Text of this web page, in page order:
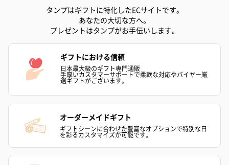
ゼリーバウム カット
（レモン＆紅茶）（432
麦わらパンダバウム
（バナナ味）（540円）
ェ〜国産フル
スキンケアグッズ
スキンケアグッズを同梱してお届けします。
タンプはギフトに特化したECサイトです。
あなたの大切な方へ。
プレゼントはタンプがお手伝いします。
ギフトにおける信頼
日本最大級のギフト専門通販
手厚いカスタマーサポートで柔軟な対応やバイヤー厳
選ギフトがございます。
オーダーメイドギフト
ギフトシーンに合わせた豊富なオプションで特別な日
を彩るカスタマイズが可能です。